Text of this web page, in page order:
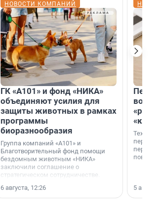
НОВОСТИ КОМПАНИЙ
ГК «А101» и фонд «НИКА»
объединяют усилия для
защиты животных в рамках
программы
биоразнообразия
Группа компаний «А101» и
Благотворительный фонд помощи
бездомным животным «НИКА»
заключили соглашение о
стратегическом сотрудничестве.
6 августа, 12:26
5